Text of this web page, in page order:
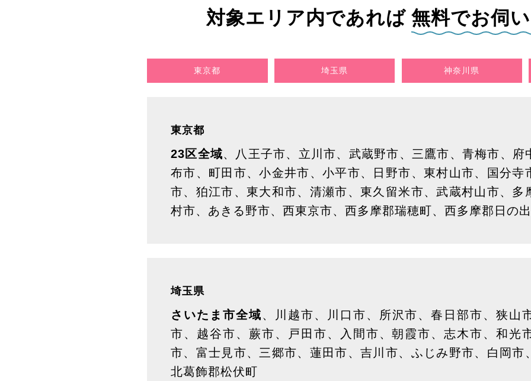
対象エリア内であれば 無料でお伺
東京都 埼玉県 神奈川県
東京都
23区全域、八王子市、立川市、武蔵野市、三鷹市、青梅市、府
布市、町田市、小金井市、小平市、日野市、東村山市、国分寺
市、狛江市、東大和市、清瀬市、東久留米市、武蔵村山市、多
村市、あきる野市、西東京市、西多摩郡瑞穂町、西多摩郡日の
埼玉県
さいたま市全域、川越市、川口市、所沢市、春日部市、狭山
市、越谷市、蕨市、戸田市、入間市、朝霞市、志木市、和光
市、富士見市、三郷市、蓮田市、吉川市、ふじみ野市、白岡市
北葛飾郡松伏町